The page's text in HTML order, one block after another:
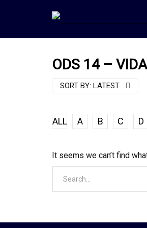
ODS 14 –
SORT BY: LATEST
ALL A B C D
It seems we can’t find